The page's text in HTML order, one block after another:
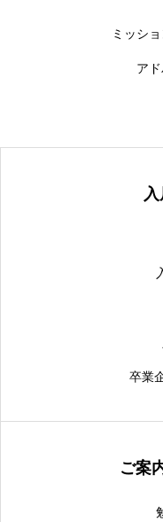
ミッシ
ア
卒業
ご案